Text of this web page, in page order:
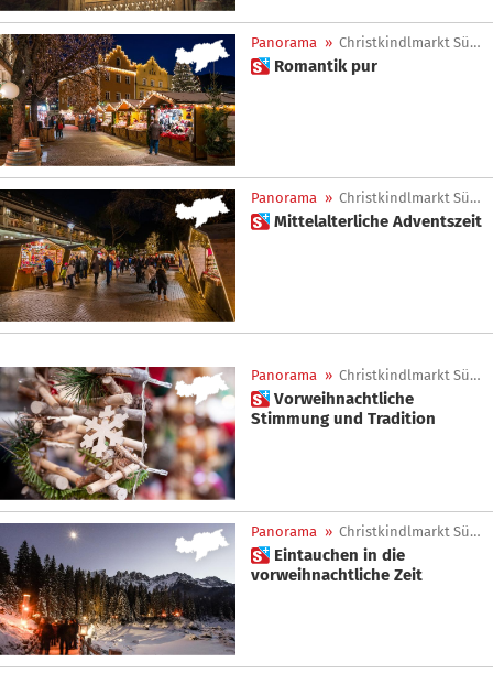
Panorama » Christkindlmarkt Südtirol
 Romantik pur
Panorama » Christkindlmarkt Südtirol
 Mittelalterliche Adventszeit
Panorama » Christkindlmarkt Südtirol
 Vorweihnachtliche
Stimmung und Tradition
Panorama » Christkindlmarkt Südtirol
 Eintauchen in die
vorweihnachtliche Zeit